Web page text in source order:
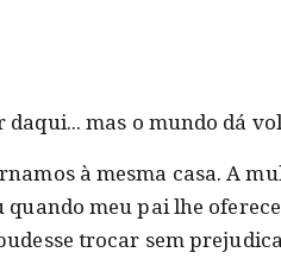
mas o mundo dá
à mesma casa. A
quando meu pai lhe
trocar sem